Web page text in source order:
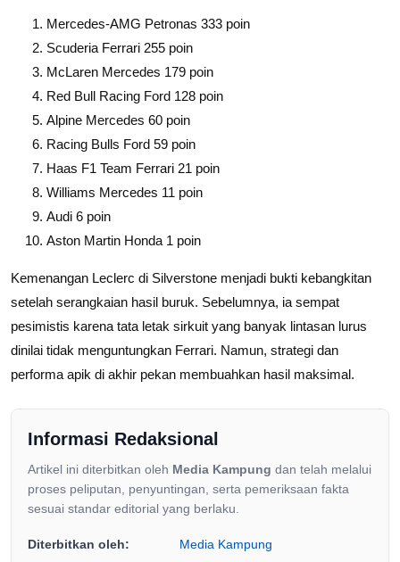
Mercedes-AMG Petronas 333 poin
Scuderia Ferrari 255 poin
McLaren Mercedes 179 poin
Red Bull Racing Ford 128 poin
Alpine Mercedes 60 poin
Racing Bulls Ford 59 poin
Haas F1 Team Ferrari 21 poin
Williams Mercedes 11 poin
Audi 6 poin
Aston Martin Honda 1 poin
Kemenangan Leclerc di Silverstone menjadi bukti kebangkitan
setelah serangkaian hasil buruk. Sebelumnya, ia sempat
pesimistis karena tata letak sirkuit yang banyak lintasan lurus
dinilai tidak menguntungkan Ferrari. Namun, strategi dan
performa apik di akhir pekan membuahkan hasil maksimal.
Informasi Redaksional
Artikel ini diterbitkan oleh Media Kampung dan telah melalui
proses peliputan, penyuntingan, serta pemeriksaan fakta
sesuai standar editorial yang berlaku.
Diterbitkan oleh: Media Kampung